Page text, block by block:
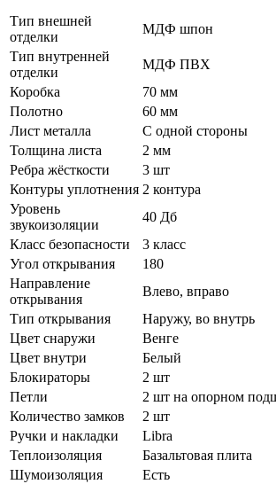
Тип внешней
отделки
МДФ шпон
Тип внутренней
отделки
МДФ ПВХ
Коробка
70 мм
Полотно
60 мм
Лист металла
С одной стороны
Толщина листа
2 мм
Ребра жёсткости
3 шт
Контуры уплотнения 2 контура
Уровень
звукоизоляции
40 Дб
Класс безопасности
3 класс
Угол открывания
180
Направление
открывания
Влево, вправо
Тип открывания
Наружу, во внутрь
Цвет снаружи
Венге
Цвет внутри
Белый
Блокираторы
2 шт
Петли
2 шт на опорном
Количество замков
2 шт
Ручки и накладки
Libra
Теплоизоляция
Базальтовая плита
Шумоизоляция
Есть